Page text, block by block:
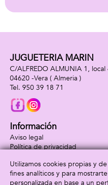
JUGUETERIA MARIN
C/ALFREDO ALMUNIA 1, local
04620 -Vera ( Almeria )
950 39 18 71
Información
Aviso legal
Política de privacidad
Formas de pago
Utilizamos cookies propias y
fines analíticos y para
personalizada en base a un